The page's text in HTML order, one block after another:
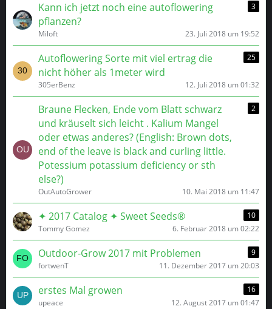
Kann ich jetzt noch eine autoflowering
pflanzen?
3
Miloft 23. Juli 2018 um 19:52
Autoflowering Sorte mit viel ertrag die
nicht höher als 1meter wird
25
305erBenz 12. Juli 2018 um 01:32
Braune Flecken, Ende vom Blatt schwarz
und kräuselt sich leicht . Kalium Mangel
oder etwas anderes? (English: Brown dots,
end of the leave is black and curling little.
Potessium potassium deficiency or sth
else?)
2
OutAutoGrower 10. Mai 2018 um 11:47
✦ 2017 Catalog ✦ Sweet Seeds®
10
Tommy Gomez
6. Februar 2018 um 02:22
Outdoor-Grow 2017 mit Problemen
9
fortwenT
11. Dezember 2017 um 20:03
erstes Mal growen
16
upeace
12. August 2017 um 01:47